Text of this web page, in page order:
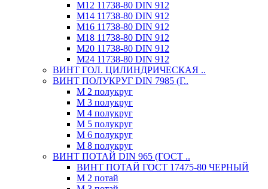
М12 11738-80 DIN 912
М14 11738-80 DIN 912
М16 11738-80 DIN 912
М18 11738-80 DIN 912
М20 11738-80 DIN 912
М24 11738-80 DIN 912
ВИНТ ГОЛ. ЦИЛИНДРИЧЕСКАЯ ..
ВИНТ ПОЛУКРУГ DIN 7985 (Г..
М 2 полукруг
М 3 полукруг
М 4 полукруг
М 5 полукруг
М 6 полукруг
М 8 полукруг
ВИНТ ПОТАЙ DIN 965 (ГОСТ ..
ВИНТ ПОТАЙ ГОСТ 17475-80 ЧЕРНЫЙ
М 2 потай